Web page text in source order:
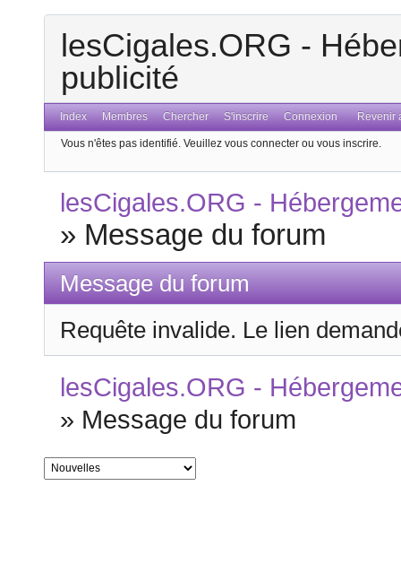
lesCigales.ORG -
publicité
Index Membres Chercher S'inscrire Connexion Revenir
Vous n'êtes pas identifié. Veuillez vous connecter ou vous inscrire.
lesCigales.ORG -
» Message du forum
Message du forum
Requête invalide. Le lien
lesCigales.ORG -
» Message du forum